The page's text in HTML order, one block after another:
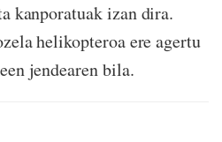
kanporatuak izan dira.
helikopteroa ere agertu
jendearen bila.